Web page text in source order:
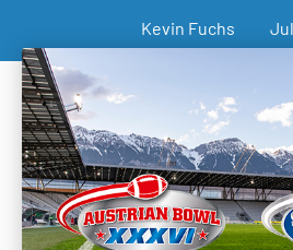
Kevin Fuchs